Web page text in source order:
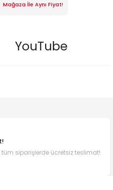
Mağaza İle Aynı Fiyat!
YouTube
tüm siparişlerde ücretsiz teslimat!